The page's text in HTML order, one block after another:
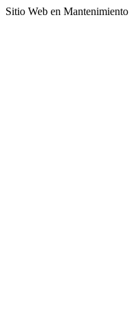
Sitio Web en Mantenimiento